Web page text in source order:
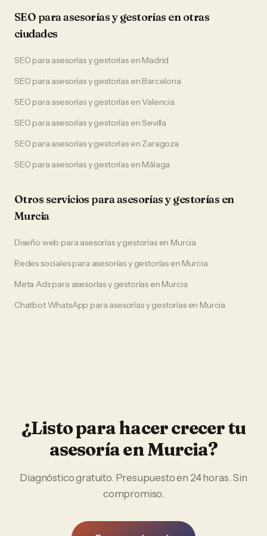
SEO paraasesorías y gestorías en otras
ciudades
SEO para asesorías y gestoríasen Madrid
SEO para asesorías y gestoríasen Barcelona
SEO para asesorías y gestoríasenValencia
SEO para asesorías y gestoríasenSevilla
SEO para asesorías y gestoríasen Zaragoza
SEO para asesorías y gestoríasen Málaga
Otros servicios paraasesorías y gestorías en
Murcia
Diseño web para asesorías y gestoríasen Murcia
Redes socialespara asesorías y gestorías en Murcia
Meta Adspara asesorías y gestorías en Murcia
Chatbot WhatsApp para asesorías y gestoríasen Murcia
¿Listo para hacer crecer tu
asesoríaenMurcia?
Diagnóstico gratuito. Presupuesto en 24 horas. Sin
compromiso.